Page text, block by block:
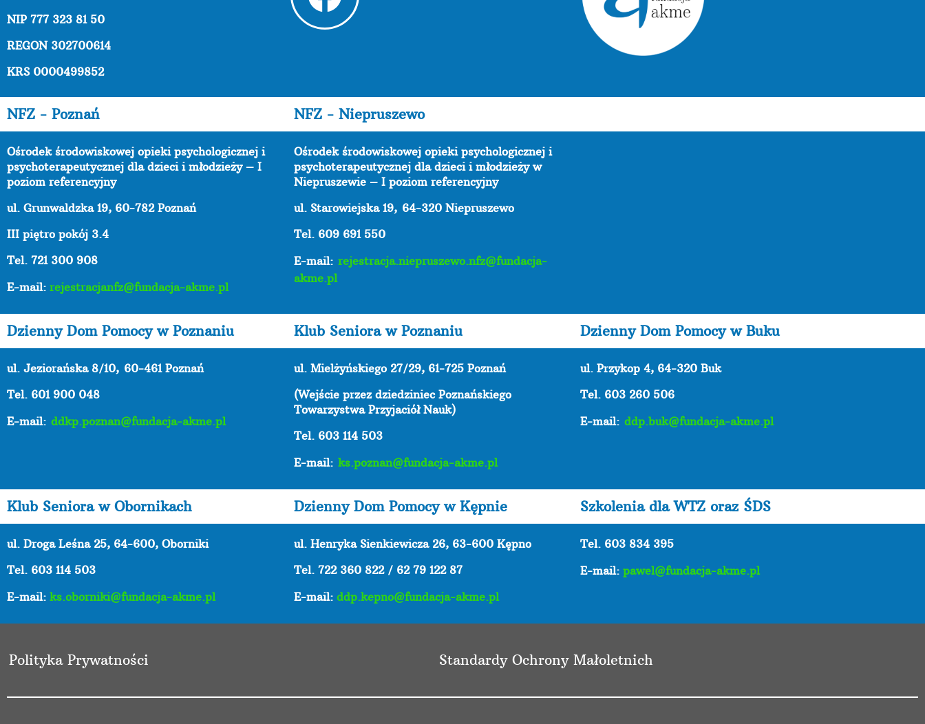
NIP 777 323 81 50
REGON 302700614
KRS 0000499852
NFZ - Poznań NFZ - Niepruszewo
Ośrodek środowiskowej opieki psychologicznej i
psychoterapeutycznej dla dzieci i młodzieży – I
poziom referencyjny
ul. Grunwaldzka 19, 60-782 Poznań
III piętro pokój 3.4
Tel. 721 300 908
E-mail: rejestracjanfz@fundacja-akme.pl
Ośrodek środowiskowej opieki psychologicznej i
psychoterapeutycznej dla dzieci i młodzieży w
Niepruszewie – I poziom referencyjny
ul. Starowiejska 19, 64-320 Niepruszewo
Tel. 609 691 550
E-mail: rejestracja.niepruszewo.nfz@fundacja-
akme.pl
Dzienny Dom Pomocy w Poznaniu Klub Seniora w Poznaniu Dzienny Dom Pomocy w Buku
ul. Jeziorańska 8/10, 60-461 Poznań
Tel. 601 900 048
E-mail: ddkp.poznan@fundacja-akme.pl
ul. Mielżyńskiego 27/29, 61-725 Poznań
(Wejście przez dziedziniec Poznańskiego
Towarzystwa Przyjaciół Nauk)
Tel. 603 114 503
E-mail: ks.poznan@fundacja-akme.pl
ul. Przykop 4, 64-320 Buk
Tel. 603 260 506
E-mail:ddp.buk@fundacja-akme.pl
Klub Seniora w Obornikach Dzienny Dom Pomocy w Kępnie Szkolenia dla WTZ oraz ŚDS
ul. Droga Leśna 25, 64-600, Oborniki
Tel. 603 114 503
E-mail: ks.oborniki@fundacja-akme.pl
ul. Henryka Sienkiewicza 26, 63-600 Kępno
Tel. 722 360 822 / 62 79 122 87
E-mail: ddp.kepno@fundacja-akme.pl
Tel. 603 834 395
E-mail:pawel@fundacja-akme.pl
Polityka Prywatności Standardy Ochrony Małoletnich